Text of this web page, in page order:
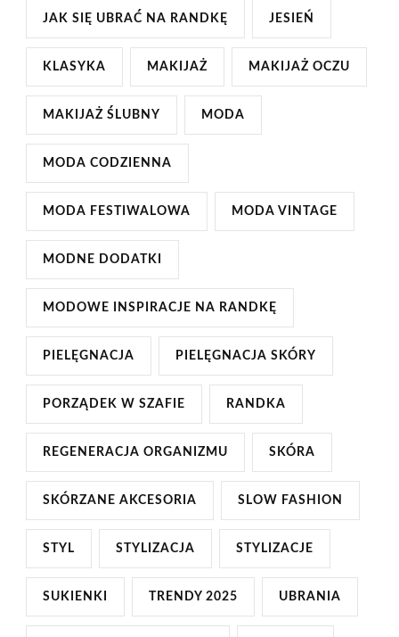
JAK SIĘ UBRAĆ NA RANDKĘ JESIEŃ
KLASYKA MAKIJAŻ MAKIJAŻ OCZU
MAKIJAŻ ŚLUBNY MODA
MODA CODZIENNA
MODA FESTIWALOWA MODA VINTAGE
MODNE DODATKI
MODOWE INSPIRACJE NA RANDKĘ
PIELĘGNACJA PIELĘGNACJA SKÓRY
PORZĄDEK W SZAFIE RANDKA
REGENERACJA ORGANIZMU SKÓRA
SKÓRZANE AKCESORIA SLOW FASHION
STYL STYLIZACJA STYLIZACJE
SUKIENKI TRENDY 2025 UBRANIA